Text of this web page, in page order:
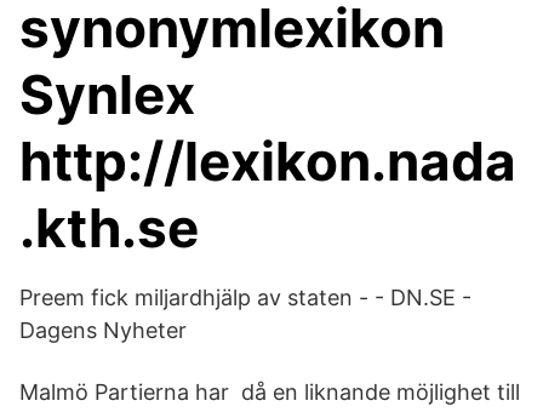
synonymlexikon
Synlex
http://lexikon.nada
.kth.se
Preem fick miljardhjälp av staten - - DN.SE -
Dagens Nyheter
Malmö Partierna har då en liknande möjlighet till